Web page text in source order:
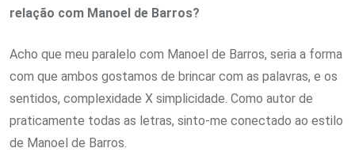
relação com Manoel de Barros?
Acho que meu paralelo com Manoel de Barros, seria a forma
com que ambos gostamos de brincar com as palavras, e os
sentidos, complexidade X simplicidade. Como autor de
praticamente todas as letras, sinto-me conectado ao estilo
de Manoel de Barros.